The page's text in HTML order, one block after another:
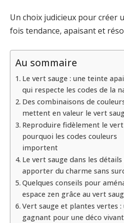
Un choix judicieux pour créer
fois tendance, apaisant et
Au sommaire
Le vert sauge : une teinte
qui respecte les codes de la
Des combinaisons de
mettent en valeur le vert
Reproduire fidèlement le vert
pourquoi les codes couleurs
importent
Le vert sauge dans les détails
apporter du charme sans
Quelques conseils pour
espace zen grâce au vert
Vert sauge et plantes vertes :
gagnant pour une déco